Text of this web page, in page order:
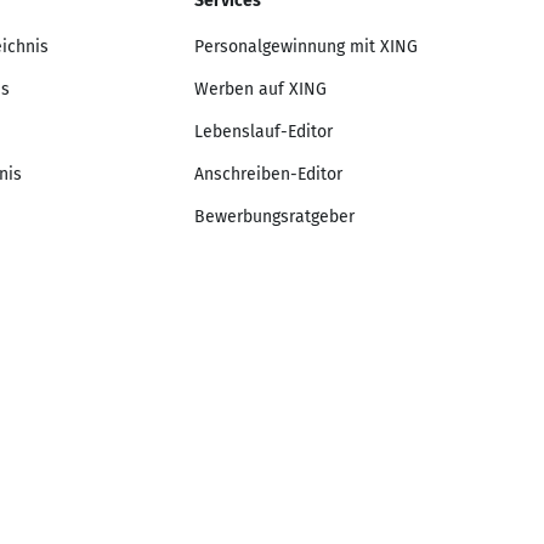
Personalgewinnung mit XING
Werben auf XING
Lebenslauf-Editor
Anschreiben-Editor
Bewerbungsratgeber